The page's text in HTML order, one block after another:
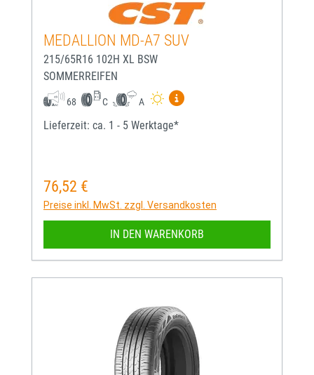
MEDALLION MD-A7 SUV
215/65R16 102H XL BSW
SOMMERREIFEN
68 C A
Mehr Informationen zum
Lieferzeit: ca. 1 - 5 Werktage*
Regulärer Preis:
76,52 €
Preise inkl. MwSt. zzgl. Versandkosten
IN DEN WARENKORB